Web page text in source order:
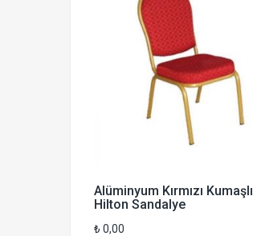
Alüminyum Kırmızı Kumaşlı
Hilton Sandalye
₺ 0,00